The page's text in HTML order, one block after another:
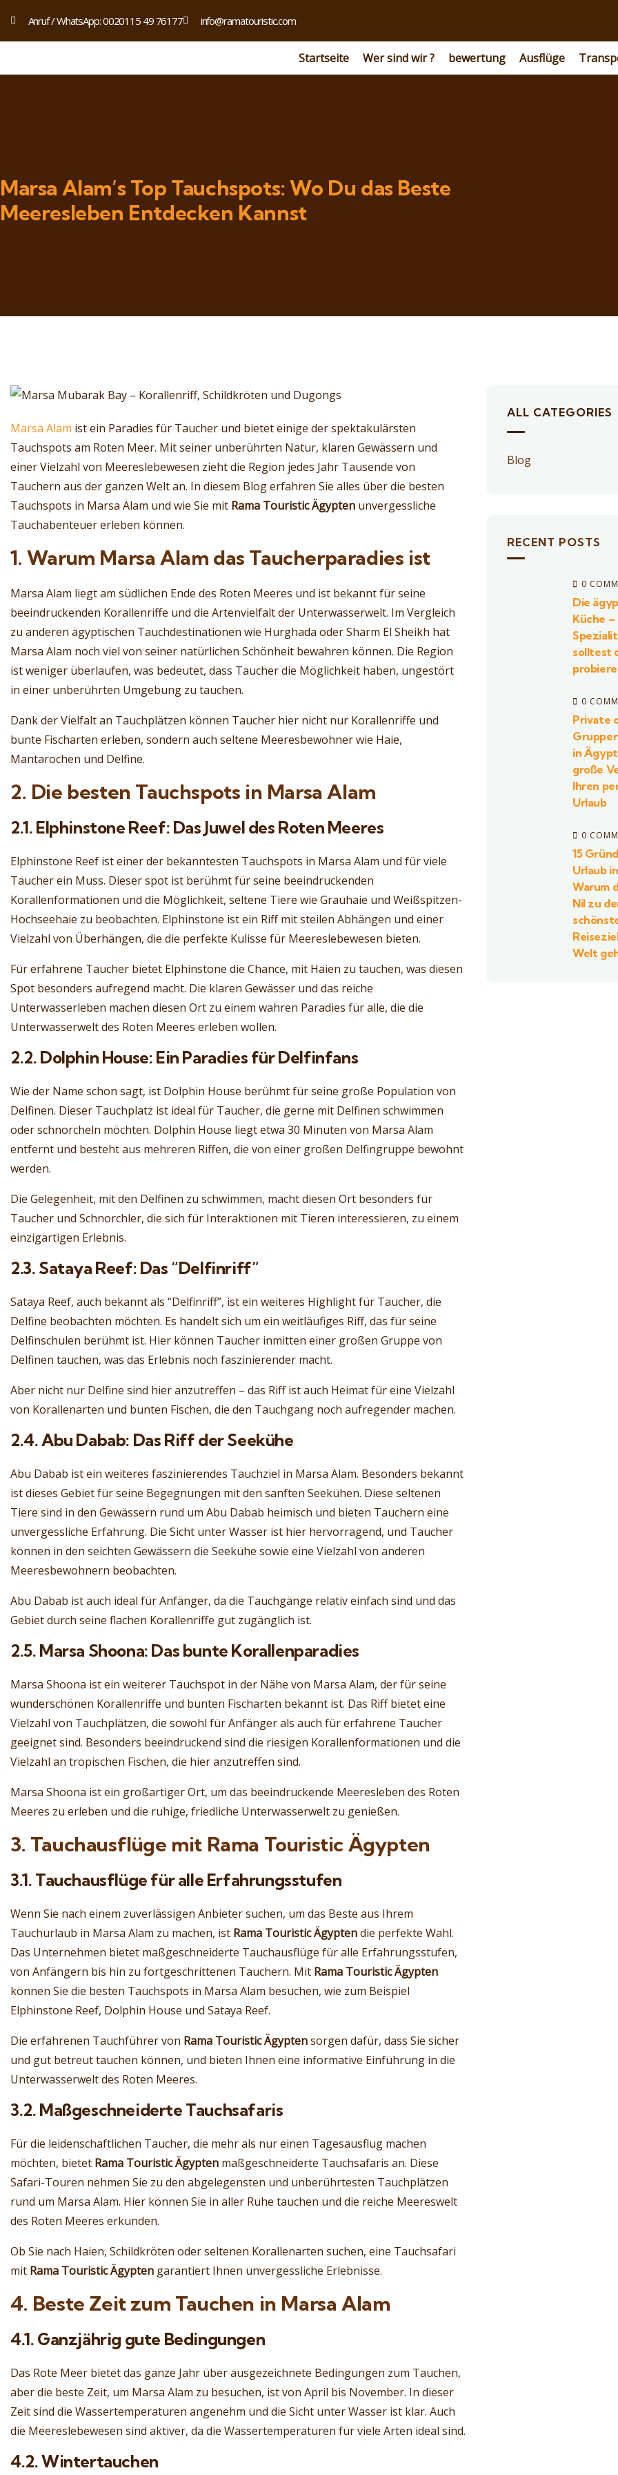
Anruf / WhatsApp: 0020115 49 76177 info@ramatouristic.com
Startseite Wer sind wir ? bewertung Ausflüge
Marsa Alam’s Top Tauchspots: Wo Du das Beste
Meeresleben Entdecken Kannst
Marsa Alam ist ein Paradies für Taucher und bietet einige der spektakulärsten
Tauchspots am Roten Meer. Mit seiner unberührten Natur, klaren Gewässern und
einer Vielzahl von Meereslebewesen zieht die Region jedes Jahr Tausende von
Tauchern aus der ganzen Welt an. In diesem Blog erfahren Sie alles über die besten
Tauchspots in Marsa Alam und wie Sie mit Rama Touristic Ägypten unvergessliche
Tauchabenteuer erleben können.
1. Warum Marsa Alam das Taucherparadies ist
Marsa Alam liegt am südlichen Ende des Roten Meeres und ist bekannt für seine
beeindruckenden Korallenriffe und die Artenvielfalt der Unterwasserwelt. Im Vergleich
zu anderen ägyptischen Tauchdestinationen wie Hurghada oder Sharm El Sheikh hat
Marsa Alam noch viel von seiner natürlichen Schönheit bewahren können. Die Region
ist weniger überlaufen, was bedeutet, dass Taucher die Möglichkeit haben, ungestört
in einer unberührten Umgebung zu tauchen.
Dank der Vielfalt an Tauchplätzen können Taucher hier nicht nur Korallenriffe und
bunte Fischarten erleben, sondern auch seltene Meeresbewohner wie Haie,
Mantarochen und Delfine.
2. Die besten Tauchspots in Marsa Alam
2.1. Elphinstone Reef: Das Juwel des Roten Meeres
Elphinstone Reef ist einer der bekanntesten Tauchspots in Marsa Alam und für viele
Taucher ein Muss. Dieser spot ist berühmt für seine beeindruckenden
Korallenformationen und die Möglichkeit, seltene Tiere wie Grauhaie und Weißspitzen-
Hochseehaie zu beobachten. Elphinstone ist ein Riff mit steilen Abhängen und einer
Vielzahl von Überhängen, die die perfekte Kulisse für Meereslebewesen bieten.
Für erfahrene Taucher bietet Elphinstone die Chance, mit Haien zu tauchen, was diesen
Spot besonders aufregend macht. Die klaren Gewässer und das reiche
Unterwasserleben machen diesen Ort zu einem wahren Paradies für alle, die die
Unterwasserwelt des Roten Meeres erleben wollen.
2.2. Dolphin House: Ein Paradies für Delfinfans
Wie der Name schon sagt, ist Dolphin House berühmt für seine große Population von
Delfinen. Dieser Tauchplatz ist ideal für Taucher, die gerne mit Delfinen schwimmen
oder schnorcheln möchten. Dolphin House liegt etwa 30 Minuten von Marsa Alam
entfernt und besteht aus mehreren Riffen, die von einer großen Delfingruppe bewohnt
werden.
Die Gelegenheit, mit den Delfinen zu schwimmen, macht diesen Ort besonders für
Taucher und Schnorchler, die sich für Interaktionen mit Tieren interessieren, zu einem
einzigartigen Erlebnis.
2.3. Sataya Reef: Das “Delfinriff”
Sataya Reef, auch bekannt als “Delfinriff”, ist ein weiteres Highlight für Taucher, die
Delfine beobachten möchten. Es handelt sich um ein weitläufiges Riff, das für seine
Delfinschulen berühmt ist. Hier können Taucher inmitten einer großen Gruppe von
Delfinen tauchen, was das Erlebnis noch faszinierender macht.
Aber nicht nur Delfine sind hier anzutreffen – das Riff ist auch Heimat für eine Vielzahl
von Korallenarten und bunten Fischen, die den Tauchgang noch aufregender machen.
2.4. Abu Dabab: Das Riff der Seekühe
Abu Dabab ist ein weiteres faszinierendes Tauchziel in Marsa Alam. Besonders bekannt
ist dieses Gebiet für seine Begegnungen mit den sanften Seekühen. Diese seltenen
Tiere sind in den Gewässern rund um Abu Dabab heimisch und bieten Tauchern eine
unvergessliche Erfahrung. Die Sicht unter Wasser ist hier hervorragend, und Taucher
können in den seichten Gewässern die Seekühe sowie eine Vielzahl von anderen
Meeresbewohnern beobachten.
Abu Dabab ist auch ideal für Anfänger, da die Tauchgänge relativ einfach sind und das
Gebiet durch seine flachen Korallenriffe gut zugänglich ist.
2.5. Marsa Shoona: Das bunte Korallenparadies
Marsa Shoona ist ein weiterer Tauchspot in der Nähe von Marsa Alam, der für seine
wunderschönen Korallenriffe und bunten Fischarten bekannt ist. Das Riff bietet eine
Vielzahl von Tauchplätzen, die sowohl für Anfänger als auch für erfahrene Taucher
geeignet sind. Besonders beeindruckend sind die riesigen Korallenformationen und die
Vielzahl an tropischen Fischen, die hier anzutreffen sind.
Marsa Shoona ist ein großartiger Ort, um das beeindruckende Meeresleben des Roten
Meeres zu erleben und die ruhige, friedliche Unterwasserwelt zu genießen.
3. Tauchausflüge mit Rama Touristic Ägypten
3.1. Tauchausflüge für alle Erfahrungsstufen
Wenn Sie nach einem zuverlässigen Anbieter suchen, um das Beste aus Ihrem
Tauchurlaub in Marsa Alam zu machen, ist Rama Touristic Ägyptendie perfekte Wahl.
Das Unternehmen bietet maßgeschneiderte Tauchausflüge für alle Erfahrungsstufen,
von Anfängern bis hin zu fortgeschrittenen Tauchern. Mit Rama Touristic Ägypten
können Sie die besten Tauchspots in Marsa Alam besuchen, wie zum Beispiel
Elphinstone Reef, Dolphin House und Sataya Reef.
Die erfahrenen Tauchführer von Rama Touristic Ägyptensorgen dafür, dass Sie sicher
und gut betreut tauchen können, und bieten Ihnen eine informative Einführung in die
Unterwasserwelt des Roten Meeres.
3.2. Maßgeschneiderte Tauchsafaris
Für die leidenschaftlichen Taucher, die mehr als nur einen Tagesausflug machen
möchten, bietet Rama Touristic Ägypten maßgeschneiderte Tauchsafaris an. Diese
Safari-Touren nehmen Sie zu den abgelegensten und unberührtesten Tauchplätzen
rund um Marsa Alam. Hier können Sie in aller Ruhe tauchen und die reiche Meereswelt
des Roten Meeres erkunden.
Ob Sie nach Haien, Schildkröten oder seltenen Korallenarten suchen, eine Tauchsafari
mit Rama Touristic Ägypten garantiert Ihnen unvergessliche Erlebnisse.
4. Beste Zeit zum Tauchen in Marsa Alam
4.1. Ganzjährig gute Bedingungen
Das Rote Meer bietet das ganze Jahr über ausgezeichnete Bedingungen zum Tauchen,
aber die beste Zeit, um Marsa Alam zu besuchen, ist von April bis November. In dieser
Zeit sind die Wassertemperaturen angenehm und die Sicht unter Wasser ist klar. Auch
die Meereslebewesen sind aktiver, da die Wassertemperaturen für viele Arten ideal sind.
4.2. Wintertauchen
ALL CATEGORIES
Blog
RECENT POSTS
0
Die
Küche –
solltest
0
Private
in
große
Ihren
Urlaub
0
15
Urlaub
Warum
Nil zu
Welt